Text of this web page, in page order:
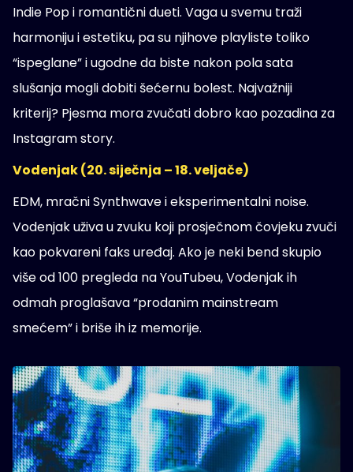
Indie Pop i romantični dueti. Vaga u svemu traži
harmoniju i estetiku, pa su njihove playliste toliko
“ispeglane” i ugodne da biste nakon pola sata
slušanja mogli dobiti šećernu bolest. Najvažniji
kriterij? Pjesma mora zvučati dobro kao pozadina za
Instagram story.
Vodenjak (20. siječnja – 18. veljače)
EDM, mračni Synthwave i eksperimentalni noise.
Vodenjak uživa u zvuku koji prosječnom čovjeku zvuči
kao pokvareni faks uređaj. Ako je neki bend skupio
više od 100 pregleda na YouTubeu, Vodenjak ih
odmah proglašava “prodanim mainstream
smećem” i briše ih iz memorije.